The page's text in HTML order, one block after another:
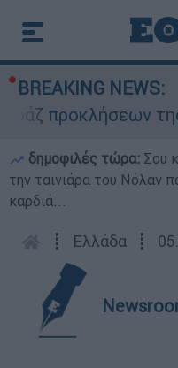
BREAKING NEWS:
της
δημοφιλές τώρα: Σου
την ταινιάρα του Νόλαν
καρδιά...
┋ Ελλάδα ┋